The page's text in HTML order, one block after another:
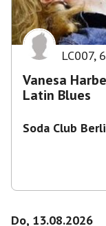
LC007,
Vanesa
Latin Blues
Soda Club
Do, 13.08.2026